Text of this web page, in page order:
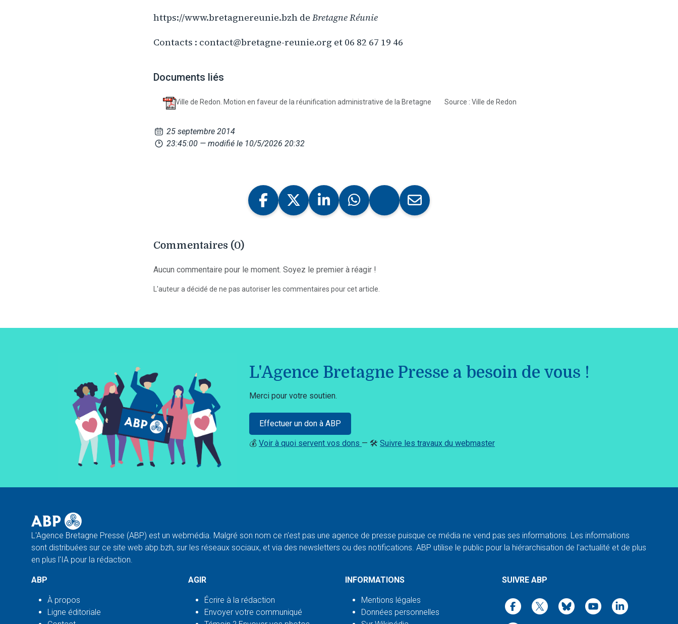
https://www.bretagnereunie.bzh de Bretagne Réunie
Contacts : contact@bretagne-reunie.org et 06 82 67 19 46
Documents liés
Ville de Redon. Motion en faveur de la réunification administrative de la Bretagne Source : Ville de Redon
25 septembre 2014
23:45:00 — modifié le 10/5/2026 20:32
Commentaires (0)
Aucun commentaire pour le moment. Soyez le premier à réagir !
L'auteur a décidé de ne pas autoriser les commentaires pour cet article.
L'Agence Bretagne Presse a besoin de vous !
Merci pour votre soutien.
Effectuer un don à ABP
💰 Voir à quoi servent vos dons — 🛠️ Suivre les travaux du webmaster
L'Agence Bretagne Presse (ABP) est un webmédia. Malgré son nom ce n'est pas une agence de presse puisque ce média ne vend pas ses informations. Les informations
sont distribuées sur ce site web abp.bzh, sur les réseaux sociaux, et via des newsletters ou des notifications. ABP utilise le public pour la hiérarchisation de l'actualité et de plus
en plus l'IA pour la rédaction.
ABP
À propos
Ligne éditoriale
AGIR
Écrire à la rédaction
Envoyer votre communiqué
INFORMATIONS
Mentions légales
Données personnelles
SUIVRE ABP